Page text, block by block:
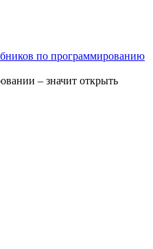
по программированию
– значит открыть